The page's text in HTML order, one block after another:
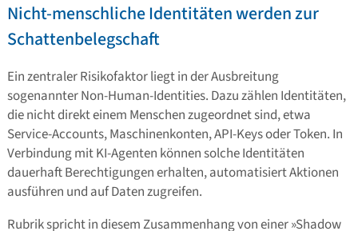
Nicht-menschliche Identitäten werden zur
Schattenbelegschaft
Ein zentraler Risikofaktor liegt in der Ausbreitung
sogenannter Non-Human-Identities. Dazu zählen Identitäten,
die nicht direkt einem Menschen zugeordnet sind, etwa
Service-Accounts, Maschinenkonten, API-Keys oder Token. In
Verbindung mit KI-Agenten können solche Identitäten
dauerhaft Berechtigungen erhalten, automatisiert Aktionen
ausführen und auf Daten zugreifen.
Rubrik spricht in diesem Zusammenhang von einer »Shadow